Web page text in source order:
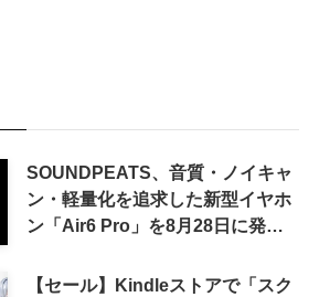
SOUNDPEATS、音質・ノイキャ
ン・軽量化を追求した新型イヤホ
ン「Air6 Pro」を8月28日に発売
【セール】Kindleストアで「スク